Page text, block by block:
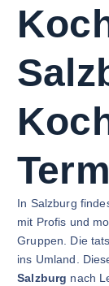
In Salzburg
mit Profis und
Gruppen. Die
ins Umland.
Salzburg nach